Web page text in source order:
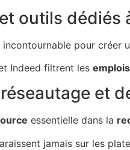
outils dédiés
incontournable pour
Indeed filtrent les emplois
et
essentielle dans la
jamais sur les